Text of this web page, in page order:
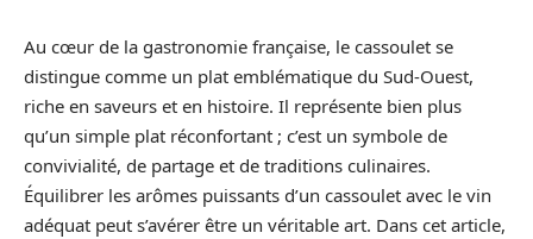
Au cœur de la gastronomie française, le cassoulet se
distingue comme un plat emblématique du Sud-Ouest,
riche en saveurs et en histoire. Il représente bien plus
qu’un simple plat réconfortant ; c’est un symbole de
convivialité, de partage et de traditions culinaires.
Équilibrer les arômes puissants d’un cassoulet avec le vin
adéquat peut s’avérer être un véritable art. Dans cet article,